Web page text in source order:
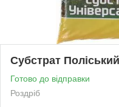
Субстрат
Готово до відправки
Роздріб